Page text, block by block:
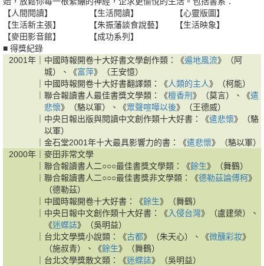
【人間閱讀】
【生活閱讀】
【心靈版圖】
【生活新主張】
【朱振藩談食說藝】
【生活映象】
【麥田影音館】
【成功系列】
■ 得獎紀錄
2001年｜ 中國時報開卷十大好書文學創作類：《遍地風流》（阿
城）、《富萍》（王安憶）
中國時報開卷十大好書翻譯類：《人類的主人》（柯能）
聯合報讀書人最佳書獎文學類：《檀香刑 》（莫言）、《遣
悲懷》（駱以軍）、《眾聲喧嘩以後》（王德威）
中央日報出版與閱讀中文創作類十大好書：《遣悲懷》（駱
以軍）
金石堂2001年十大最具影響力的書：《遣悲懷》（駱以軍）
2000年｜ 麥田非常文學
聯合報讀書人二○○○最佳書獎文學類：《餘生》（舞鶴）
聯合報讀書人二○○○最佳書獎非文學類：《德勒茲論傅柯》
（德勒茲）
中國時報開卷十大好書：《餘生》（舞鶴）
中央日報中文創作類十大好書：《入侵台灣》（盧建榮）、
《迷蝶誌》（吳明益）
台北文學獎小說類：《古都》（朱天心）、《微醺彩妝》
（施叔青）、《餘生》（舞鶴）
台北文學獎散文類：《迷蝶誌》（吳明益）